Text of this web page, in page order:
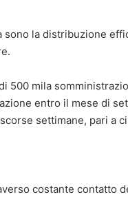
la distribuzione
500 mila
entro il mese di
settimane, pari a
costante contatto